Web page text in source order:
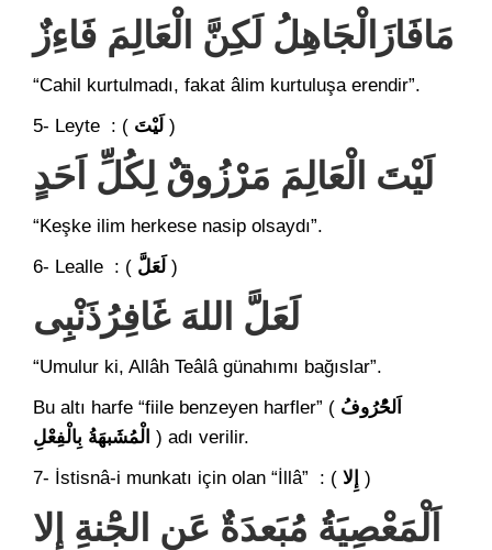
مَافَازَالْجَاهِلُ لَكِنَّ الْعَالِمَ فَاءِزٌ
“Cahil kurtulmadı, fakat âlim kurtuluşa erendir”.
5- Leyte : ( لَيْتَ )
لَيْتَ الْعَالِمَ مَرْزُوقٌ لِكُلِّ اَحَدٍ
“Keşke ilim herkese nasip olsaydı”.
6- Lealle : ( لَعَلَّ )
لَعَلَّ اللهَ غَافِرُذَنْبِِى
“Umulur ki, Allâh Teâlâ günahımı bağıslar”.
Bu altı harfe “fiile benzeyen harfler” ( اَلحُْرُوفُ
الْمُشَبهَةُ بِالْفِعْلِ ) adı verilir.
7- İstisnâ-i munkatı için olan “İllâ” : ( إِلا )
اَلْمَعْصِيَةُ مُبَعدَةٌ عَنِ الجَْنةِ إِلا